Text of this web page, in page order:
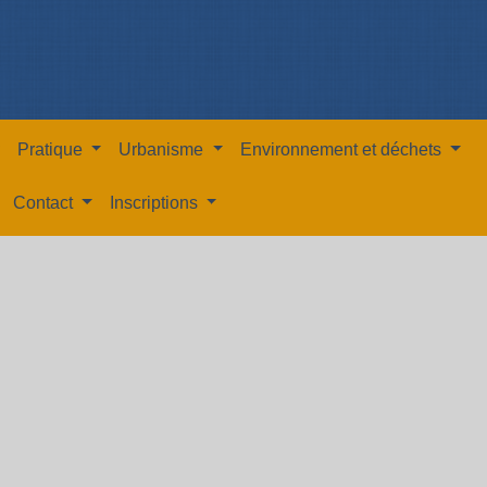
Pratique Urbanisme Environnement et déchets
Contact Inscriptions